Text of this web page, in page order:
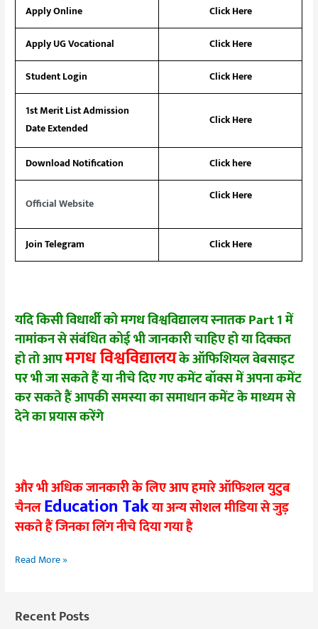
Apply Online Click Here
Apply UG Vocational Click Here
Student Login Click Here
1st Merit List Admission
Date Extended
Click Here
Download Notification Click here
Official Website
Click Here
Join Telegram Click Here
यदि किसी विधार्थी को मगध विश्वविद्यालय स्नातक Part 1 में
नामांकन से संबंधित कोई भी जानकारी चाहिए हो या दिक्कत
हो तो आपमगध विश्वविद्यालयके ऑफिशियल वेबसाइट
पर भी जा सकते हैं या नीचे दिए गए कमेंट बॉक्स में अपना कमेंट
कर सकते हैं आपकी समस्या का समाधान कमेंट के माध्यम से
देने का प्रयास करेंगे
और भी अधिक जानकारी के लिए आप हमारे ऑफिशल युटुब
चैनलEducation Takया अन्य सोशल मीडिया से जुड़
सकते हैं जिनका लिंग नीचे दिया गया है
Read More »
Recent Posts